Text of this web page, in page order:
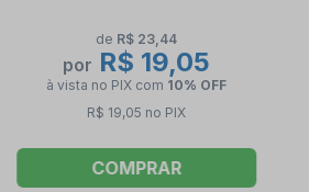
de R$ 23,44
por R$ 19,05
à vista no PIX com 10% OFF
R$ 19,05 no PIX
COMPRAR